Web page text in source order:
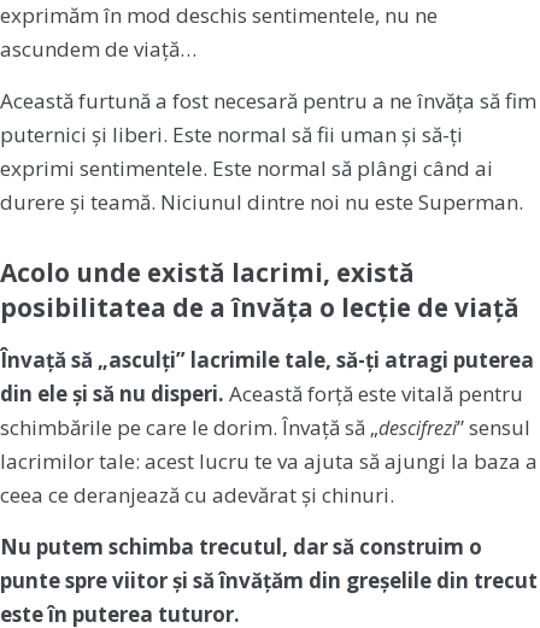
exprimăm în mod deschis sentimentele, nu ne
ascundem de viață…
Această furtună a fost necesară pentru a ne învăța să fim
puternici și liberi. Este normal să fii uman și să-ți
exprimi sentimentele. Este normal să plângi când ai
durere și teamă. Niciunul dintre noi nu este Superman.
Acolo unde există lacrimi, există
posibilitatea de a învăța o lecție de viață
Învață să „asculți” lacrimile tale, să-ți atragi puterea
din ele și să nu disperi. Această forță este vitală pentru
schimbările pe care le dorim. Învață să „descifrezi” sensul
lacrimilor tale: acest lucru te va ajuta să ajungi la baza a
ceea ce deranjează cu adevărat și chinuri.
Nu putem schimba trecutul, dar să construim o
punte spre viitor și să învățăm din greșelile din trecut
este în puterea tuturor.